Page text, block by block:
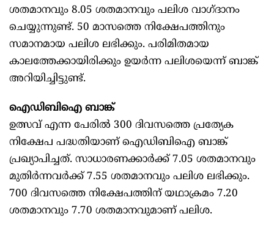
ശതമാനവും 8.05 ശതമാനവും പലിശ വാഗ്ദാനം
ചെയ്യുന്നുണ്ട്. 50 മാസത്തെ നിക്ഷേപത്തിനും
സമാനമായ പലിശ ലഭിക്കും. പരിമിതമായ
കാലത്തേക്കായിരിക്കും ഉയർന്ന പലിശയെന്ന് ബാങ്ക്
അറിയിച്ചിട്ടുണ്ട്.
ഐഡിബിഐ ബാങ്ക്
ഉത്സവ് എന്ന പേരിൽ 300 ദിവസത്തെ പ്രത്യേക
നിക്ഷേപ പദ്ധതിയാണ് ഐഡിബിഐ ബാങ്ക്
പ്രഖ്യാപിച്ചത്. സാധാരണക്കാർക്ക് 7.05 ശതമാനവും
മുതിർന്നവർക്ക് 7.55 ശതമാനവും പലിശ ലഭിക്കും.
700 ദിവസത്തെ നിക്ഷേപത്തിന് യഥാക്രമം 7.20
ശതമാനവും 7.70 ശതമാനവുമാണ് പലിശ.